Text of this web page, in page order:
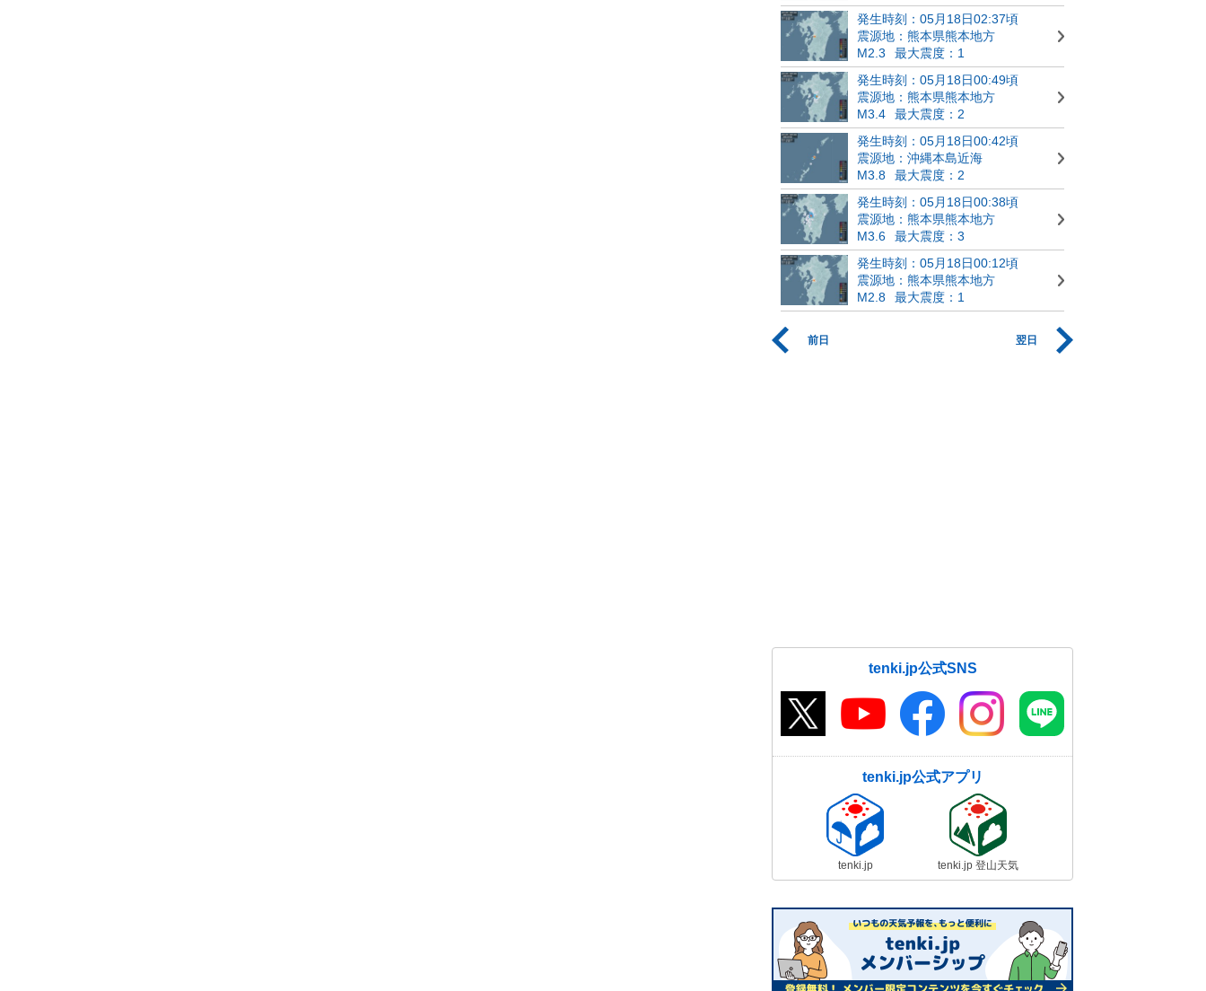
発生時刻：05月18日02:37頃
震源地：熊本県熊本地方
M2.3
最大震度：1
発生時刻：05月18日00:49頃
震源地：熊本県熊本地方
M3.4
最大震度：2
発生時刻：05月18日00:42頃
震源地：沖縄本島近海
M3.8
最大震度：2
発生時刻：05月18日00:38頃
震源地：熊本県熊本地方
M3.6
最大震度：3
発生時刻：05月18日00:12頃
震源地：熊本県熊本地方
M2.8
最大震度：1
前日 翌日
tenki.jp公式SNS
tenki.jp公式アプリ
tenki.jp tenki.jp 登山天気